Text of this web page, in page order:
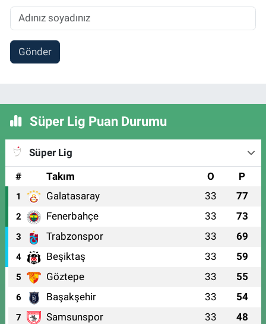
Gönder
Süper Lig Puan Durumu
Süper Lig
#
Takım O P
1 Galatasaray 33 77
2 Fenerbahçe 33 73
3 Trabzonspor 33 69
4 Beşiktaş 33 59
5 Göztepe 33 55
6 Başakşehir 33 54
7 Samsunspor 33 48